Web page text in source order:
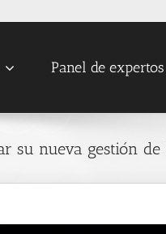
Panel de expertos
su nueva gestión de